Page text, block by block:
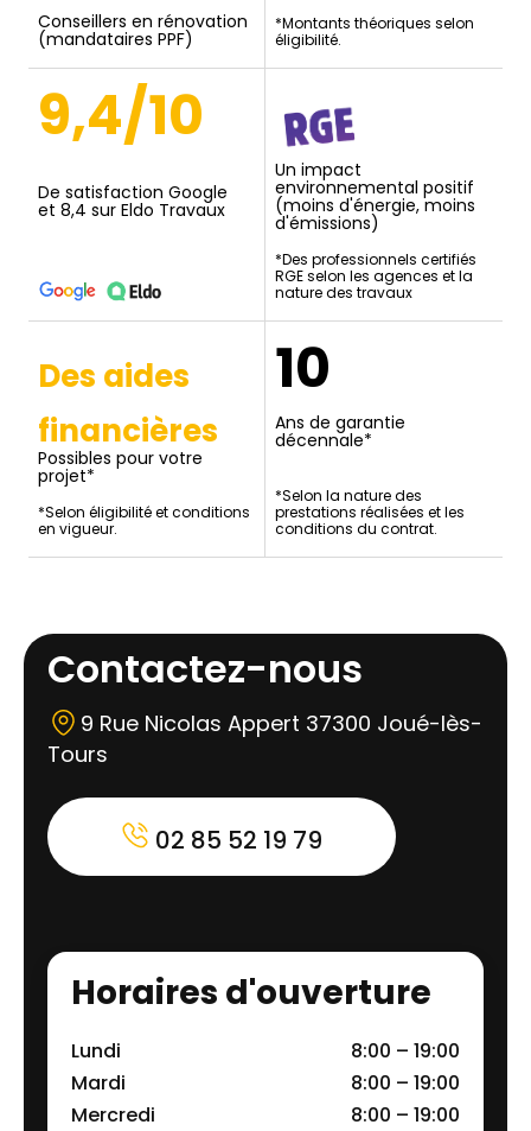
Conseillers en rénovation
(mandataires PPF)
*Montants théoriques selon
éligibilité.
9,4/10
De satisfaction Google
et 8,4 sur Eldo Travaux
Un impact
environnemental positif
(moins d'énergie, moins
d'émissions)
*Des professionnels certifiés
RGE selon les agences et la
nature des travaux
Des aides
financières
Possibles pour votre
projet*
*Selon éligibilité et conditions
en vigueur.
10
Ans de garantie
décennale*
*Selon la nature des
prestations réalisées et les
conditions du contrat.
Contactez-nous
9 Rue Nicolas Appert 37300 Joué-lès-
Tours
02 85 52 19 79
Horaires d'ouverture
Lundi
8:00 – 19:00
Mardi
8:00 – 19:00
Mercredi
8:00 – 19:00